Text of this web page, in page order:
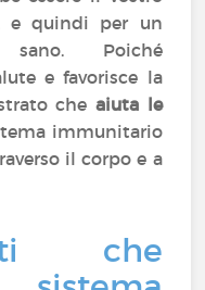
e quindi per un
sano. Poiché
e favorisce la
che aiuta le
immunitario
il corpo e a
che